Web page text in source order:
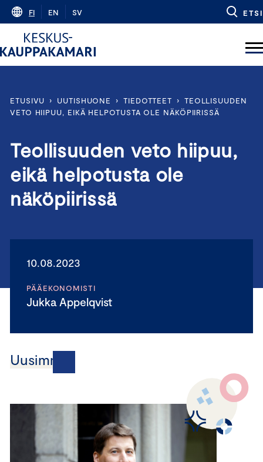
Skip
content
FI EN SV ETSI
ETUSIVU › UUTISHUONE › TIEDOTTEET › TEOLLISUUDEN
VETO HIIPUU, EIKÄ HELPOTUSTA OLE NÄKÖPIIRISSÄ
Teollisuuden veto hiipuu,
eikä helpotusta ole
näköpiirissä
10.08.2023
PÄÄEKONOMISTI
Jukka Appelqvist
Uusimmat